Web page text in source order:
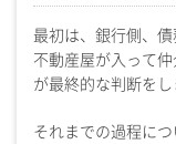
最初は、銀行側、
不動産屋が入って
が最終的な判断をし
それまでの過程に